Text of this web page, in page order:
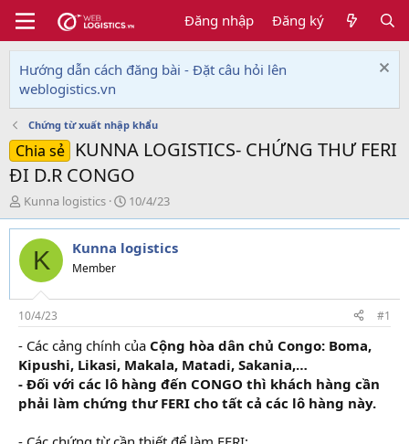
Đăng nhập Đăng ký
Hướng dẫn cách đăng bài - Đặt câu hỏi lên
weblogistics.vn
Chứng từ xuất nhập khẩu
Chia sẻ
KUNNA LOGISTICS- CHỨNG THƯ FERI
ĐI D.R CONGO
T
h
r
e
d
s
t
a
t
e
r
Kunna logistics
N
g
à
y
i
10/4/23
K Kunna logistics
Member
10/4/23 #1
- Các cảng chính của Cộng hòa dân chủ Congo: Boma,
Kipushi, Likasi, Makala, Matadi, Sakania,…
- Đối với các lô hàng đến CONGO thì khách hàng cần
phải làm chứng thư FERI cho tất cả các lô hàng này.